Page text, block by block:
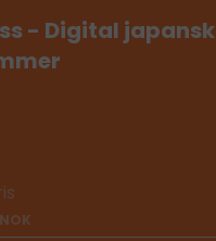
- Digital japansk
NOK